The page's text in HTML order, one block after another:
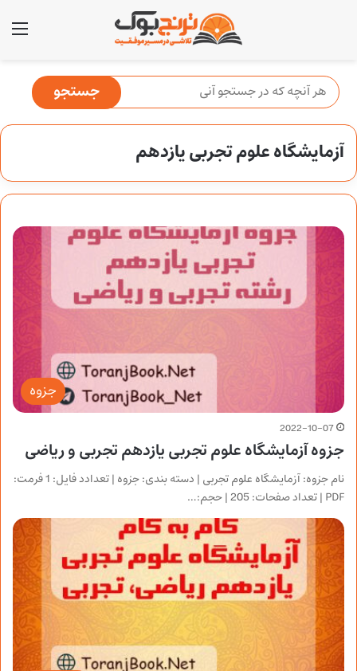
آزمایشگاه علوم تجربی یازدهم
جزوه
2022-10-07
جزوه آزمایشگاه علوم تجربی یازدهم تجربی و ریاضی
نام جزوه: آزمایشگاه علوم تجربی | دسته بندی: جزوه | تعدادد فایل: 1 فرمت:
PDF | تعداد صفحات: 205 | حجم:…